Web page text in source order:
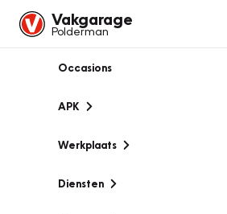
Vakgarage
Polderman
Occasions
APK
Werkplaats
Diensten